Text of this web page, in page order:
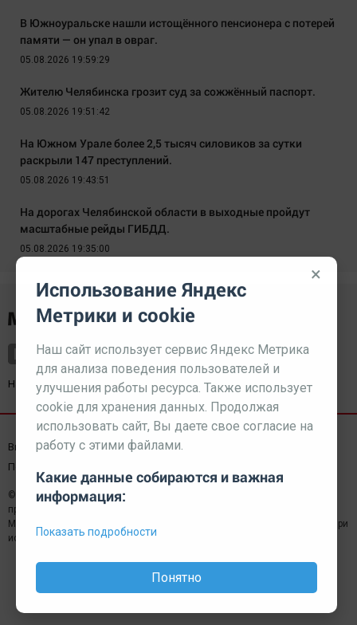
В Южноуральске нашли истощённого пенсионера с потерей
памяти — он упал в овраг.
05.08.2026 19:59:29
Жителю Челябинска грозит суд за сожжённый паспорт.
05.08.2026 19:51:42
На Южном Урале более 2,5 тысяч силовиков за сутки
раскрыли 147 преступлений.
05.08.2026 19:43:51
На дорогах Челябинской области в выходные пройдут
масштабные рейды ГИБДД.
05.08.2026 19:35:00
Наш партнерkurorty-sochi.ru
Выходные данные СМИ Реклама
Пользовательское соглашение
© 2026 МЕДИАЗАВОД — Сайт может содержать контент,
предназначенный для лиц 18+
Мнение редакции может не совпадать с мнением отдельных авторов.При
использовании материалов сайта ссылка обязательна.
×
Использование Яндекс
Метрики и cookie
Наш сайт использует сервис Яндекс Метрика
для анализа поведения пользователей и
улучшения работы ресурса. Также использует
cookie для хранения данных. Продолжая
использовать сайт, Вы даете свое согласие на
работу с этими файлами.
Какие данные собираются и важная
информация:
Показать подробности
Понятно